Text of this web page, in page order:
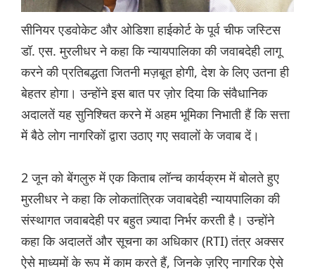
सीनियर एडवोकेट और ओडिशा हाईकोर्ट के पूर्व चीफ जस्टिस
डॉ. एस. मुरलीधर ने कहा कि न्यायपालिका की जवाबदेही लागू
करने की प्रतिबद्धता जितनी मज़बूत होगी, देश के लिए उतना ही
बेहतर होगा। उन्होंने इस बात पर ज़ोर दिया कि संवैधानिक
अदालतें यह सुनिश्चित करने में अहम भूमिका निभाती हैं कि सत्ता
में बैठे लोग नागरिकों द्वारा उठाए गए सवालों के जवाब दें।
2 जून को बेंगलुरु में एक किताब लॉन्च कार्यक्रम में बोलते हुए
मुरलीधर ने कहा कि लोकतांत्रिक जवाबदेही न्यायपालिका की
संस्थागत जवाबदेही पर बहुत ज़्यादा निर्भर करती है। उन्होंने
कहा कि अदालतें और सूचना का अधिकार (RTI) तंत्र अक्सर
ऐसे माध्यमों के रूप में काम करते हैं, जिनके ज़रिए नागरिक ऐसे